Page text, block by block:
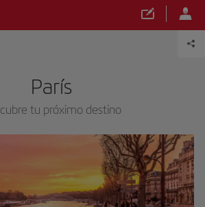
París
tu próximo destino